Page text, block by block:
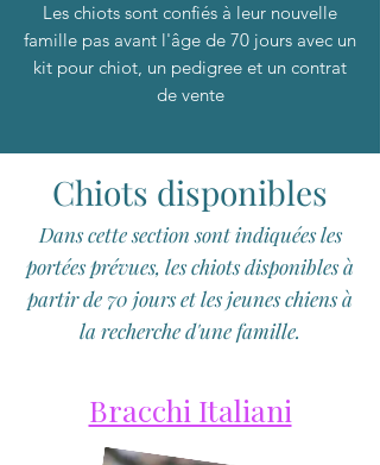
Les chiots sont confiés à leur nouvelle
famille pas avant l'âge de 70 jours avec un
kit pour chiot, un pedigree et un contrat
de vente
Chiots disponibles
Dans cette section sont indiquées les
portées prévues, les chiots disponibles à
partir de 70 jours et les jeunes chiens à
la recherche d'une famille.
Bracchi Italiani